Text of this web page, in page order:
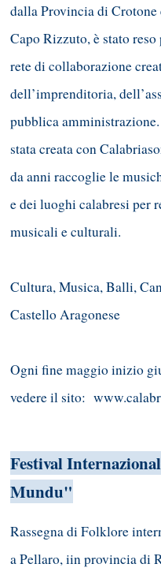
dalla Provincia di
Capo Rizzuto, è stato
rete di collaborazione
dell’imprenditoria,
pubblica
stata creata con
da anni raccoglie le
e dei luoghi calabresi per
musicali e culturali.
Cultura, Musica, Balli,
Castello Aragonese
Ogni fine maggio inizio
vedere il sito:
Festival
Mundu"
Rassegna di Folklore
a Pellaro, iin provincia di